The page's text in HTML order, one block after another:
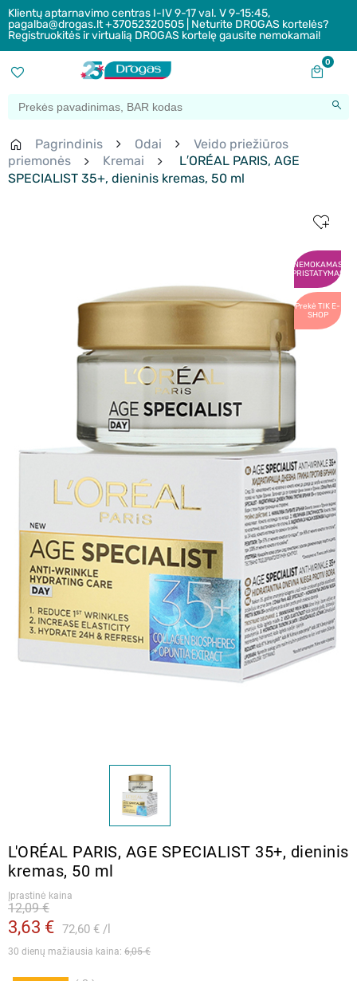
Klientų aptarnavimo centras I-IV 9-17 val. V 9-15:45,
pagalba@drogas.lt +37052320505 | Neturite DROGAS kortelės?
Registruokitės ir virtualią DROGAS kortelę gausite nemokamai!
0
Pagrindinis Odai
Veido priežiūros
priemonės
Kremai
L′ORÉAL PARIS, AGE
SPECIALIST 35+, dieninis kremas, 50 ml
NEMOKAMAS
PRISTATYMAS
Prekė TIK E-
SHOP
L′ORÉAL PARIS, AGE SPECIALIST 35+, dieninis
kremas, 50 ml
Įprastinė kaina
3,63 € 72,60 €
12,09 €
30 dienų mažiausia kaina: 6,05 €